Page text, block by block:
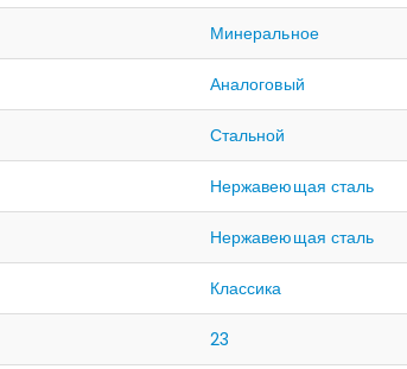
Минеральное
Аналоговый
Стальной
Нержавеющая сталь
Нержавеющая сталь
Классика
23